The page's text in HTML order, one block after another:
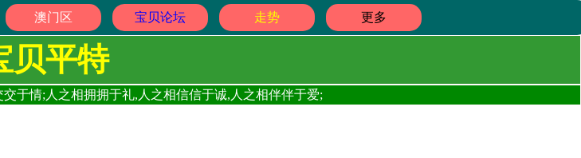
澳门区 宝贝论坛 走势 更多
贝平特
于情;人之相拥拥于礼,人之相信信于诚,人之相伴伴于爱;